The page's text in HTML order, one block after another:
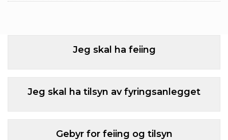
Jeg skal ha feiing
Jeg skal ha tilsyn av fyringsanlegget
Gebyr for feiing og tilsyn